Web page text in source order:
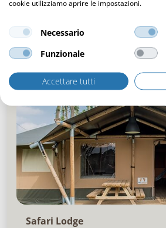
Safari Lodge
cookie utilizziamo aprire le impostazioni.
Necessario
Funzionale
Accettare tutti